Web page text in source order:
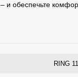
– и обеспечьте
RING